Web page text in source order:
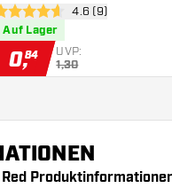
Bewertungssterne
4.6 (9)
Auf Lager
0,84 UVP:
1,30